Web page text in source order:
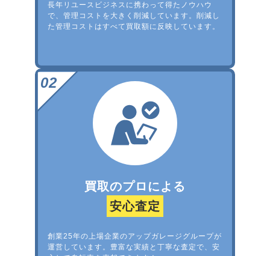
長年リユースビジネスに携わって得たノウハウ
で、管理コストを大きく削減しています。削減し
た管理コストはすべて買取額に反映しています。
買取のプロによる
安心査定
創業25年の上場企業のアップガレージグループが
運営しています。豊富な実績と丁寧な査定で、安